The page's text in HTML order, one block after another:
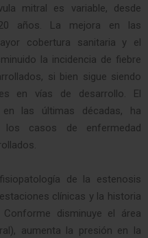
mitral es variable, desde
años. La mejora en las
cobertura sanitaria y el
la incidencia de fiebre
si bien sigue siendo
en vías de desarrollo. El
las últimas décadas, ha
casos de enfermedad
de la estenosis
clínicas y la historia
disminuye el área
aumenta la presión en la